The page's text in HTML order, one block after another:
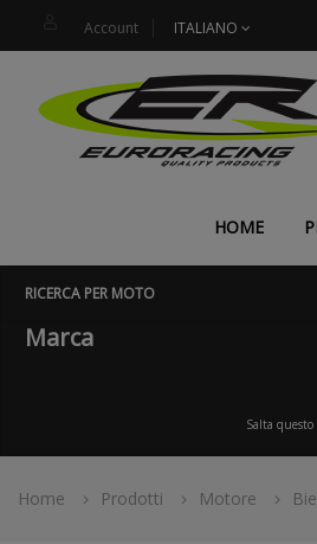
Account ITALIANO
HOME
RICERCA PER MOTO
Marca
Salta questo
Home Prodotti Motore